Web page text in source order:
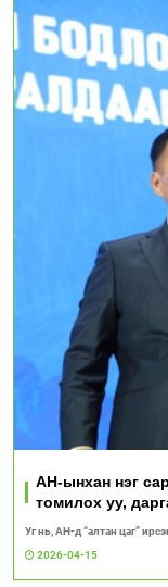
АН-ынхан нэг
томилох уу,
Уг нь, АН-д “алтан цаг”
2026-04-15